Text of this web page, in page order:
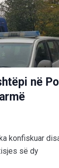
në
konfiskuar
së dy